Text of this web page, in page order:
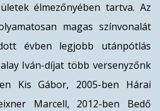
élmezőnyében tartva. Az
magas színvonalát
évben legjobb utánpótlás
Iván-díjat több versenyzőnk
Kis Gábor, 2005-ben Hárai
Marcell, 2012-ben Bedő